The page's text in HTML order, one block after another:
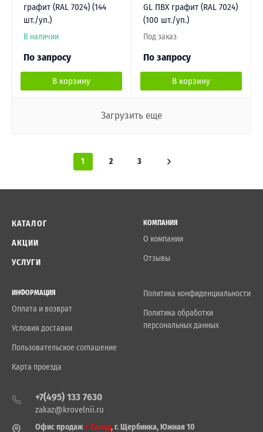
графит (RAL 7024) (144
шт./уп.)
В наличии
По запросу
В корзину
GL ПВХ графит (RAL 7024)
(100 шт./уп.)
Под заказ
По запросу
В корзину
Загрузить еще
1 2 3
КАТАЛОГ
АКЦИИ
УСЛУГИ
КОМПАНИЯ
О компании
Отзывы
ИНФОРМАЦИЯ
Оплата и возврат
Условия доставки
Пользовательское соглашение
Карта проезда
Политика конфиденциальности
Политика обработки
персональных данных
+7(495) 133 7630
zakaz@krovelnii.ru
Офис продаж+ Склад, г. Щербинка, Южная 10